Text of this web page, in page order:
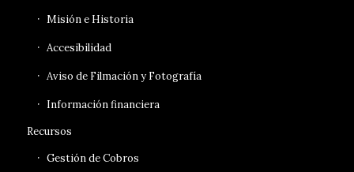
Misión e Historia
Accesibilidad
Aviso de Filmación y Fotografía
Información financiera
Recursos
Gestión de Cobros